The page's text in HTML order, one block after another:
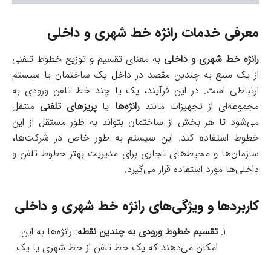
معرفی خدمات رانژه خط شهری و داخلی
رانژه خط شهری و داخلی به معنای تقسیم و توزیع خطوط تلفنی
از یک منبع به چندین مقصد در داخل یک ساختمان یا سیستم
ارتباطی است. در این فرآیند، یک یا چند خط تلفن ورودی به
مجموعه‌ای از تجهیزات مانندرانژه‌ها یا پریزهای تلفنیمنتقل
می‌شود تا هر بخش از ساختمان بتواند به طور مستقل از این
خطوط استفاده کند. این سیستم به طور خاص در شرکت‌ها،
سازمان‌ها و محیط‌های تجاری برای مدیریت بهتر خطوط تلفن و
داخلی‌ها مورد استفاده قرار می‌گیرد.
کاربردها و ویژگی‌های رانژه خط شهری و داخلی
تقسیم خطوط ورودی به چندین نقطه: رانژه‌ها به این
امکان می‌دهند که یک خط تلفن از خط شهری یا یک